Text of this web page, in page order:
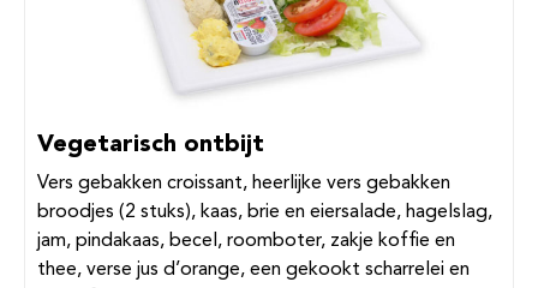
Vegetarisch ontbijt
Vers gebakken croissant, heerlijke vers gebakken
broodjes (2 stuks), kaas, brie en eiersalade, hagelslag,
jam, pindakaas, becel, roomboter, zakje koffie en
thee, verse jus d’orange, een gekookt scharrelei en